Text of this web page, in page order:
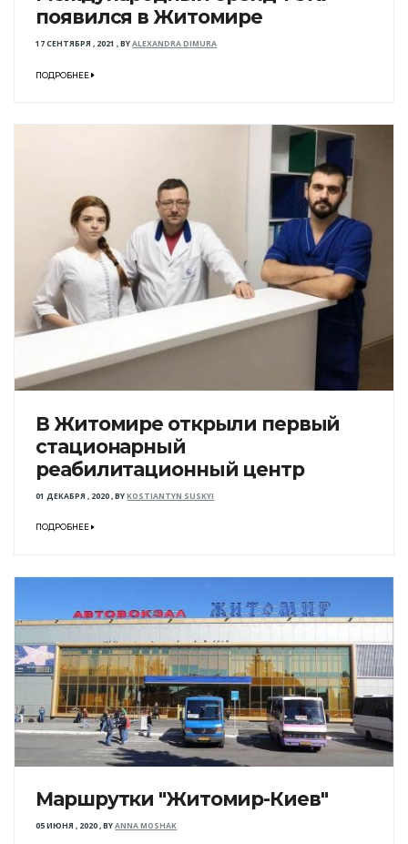
появился в Житомире
17 СЕНТЯБРЯ , 2021 ,BYALEXANDRA DIMURA
ПОДРОБНЕЕ
В Житомире открыли первый
стационарный
реабилитационный центр
01 ДЕКАБРЯ , 2020,BYKOSTIANTYN SUSKYI
ПОДРОБНЕЕ
Маршрутки "Житомир-Киев"
05 ИЮНЯ , 2020,BYANNA MOSHAK